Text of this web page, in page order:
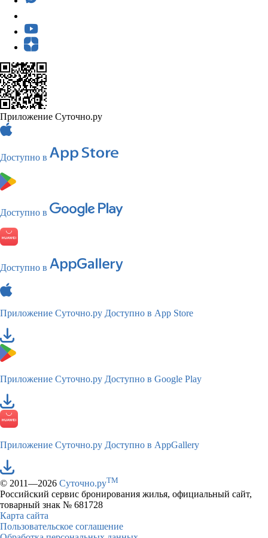
Приложение Суточно.ру
Доступно в
Доступно в
Доступно в
Приложение Суточно.ру Доступно в App Store
Приложение Суточно.ру Доступно в Google Play
Приложение Суточно.ру Доступно в AppGallery
© 2011—2026 Суточно.руTM
Российский сервис бронирования жилья, официальный сайт,
товарный знак № 681728
Карта сайта
Пользовательское соглашение